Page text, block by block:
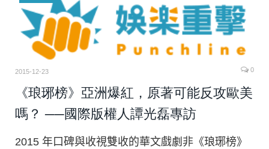
2015-12-23 0
《琅琊榜》亞洲爆紅，原著可能反攻歐美
嗎？ ──國際版權人譚光磊專訪
2015 年口碑與收視雙收的華文戲劇非《琅琊榜》